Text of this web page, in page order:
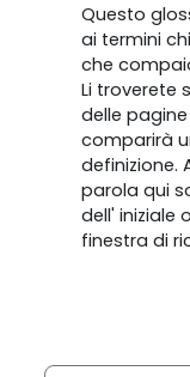
Questo
ai termini
che
Li troverete
delle
comparirà
definizione.
parola qui
dell' iniziale
finestra di